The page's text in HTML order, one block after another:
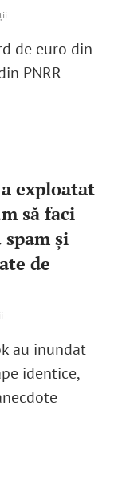
de euro din
PNRR
a exploatat
să faci
și
de
au inundat
identice,